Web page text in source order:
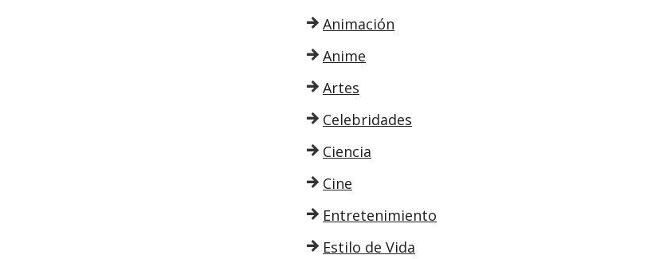
Animación
Anime
Artes
Celebridades
Ciencia
Cine
Entretenimiento
Estilo de Vida